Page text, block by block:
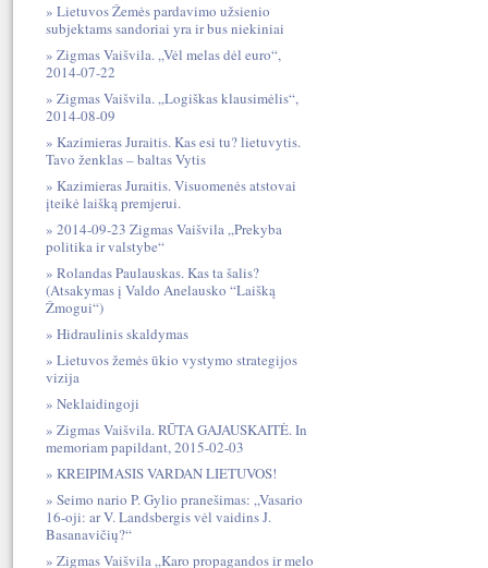
Lietuvos Žemės pardavimo užsienio
subjektams sandoriai yra ir bus niekiniai
Zigmas Vaišvila. „Vėl melas dėl euro“,
2014-07-22
Zigmas Vaišvila. „Logiškas klausimėlis“,
2014-08-09
Kazimieras Juraitis. Kas esi tu? lietuvytis.
Tavo ženklas – baltas Vytis
Kazimieras Juraitis. Visuomenės atstovai
įteikė laišką premjerui.
2014-09-23 Zigmas Vaišvila „Prekyba
politika ir valstybe“
Rolandas Paulauskas. Kas ta šalis?
(Atsakymas į Valdo Anelausko “Laišką
Žmogui“)
Hidraulinis skaldymas
Lietuvos žemės ūkio vystymo strategijos
vizija
Neklaidingoji
Zigmas Vaišvila. RŪTA GAJAUSKAITĖ. In
memoriam papildant, 2015-02-03
KREIPIMASIS VARDAN LIETUVOS!
Seimo nario P. Gylio pranešimas: „Vasario
16-oji: ar V. Landsbergis vėl vaidins J.
Basanavičių?“
Zigmas Vaišvila „Karo propagandos ir melo